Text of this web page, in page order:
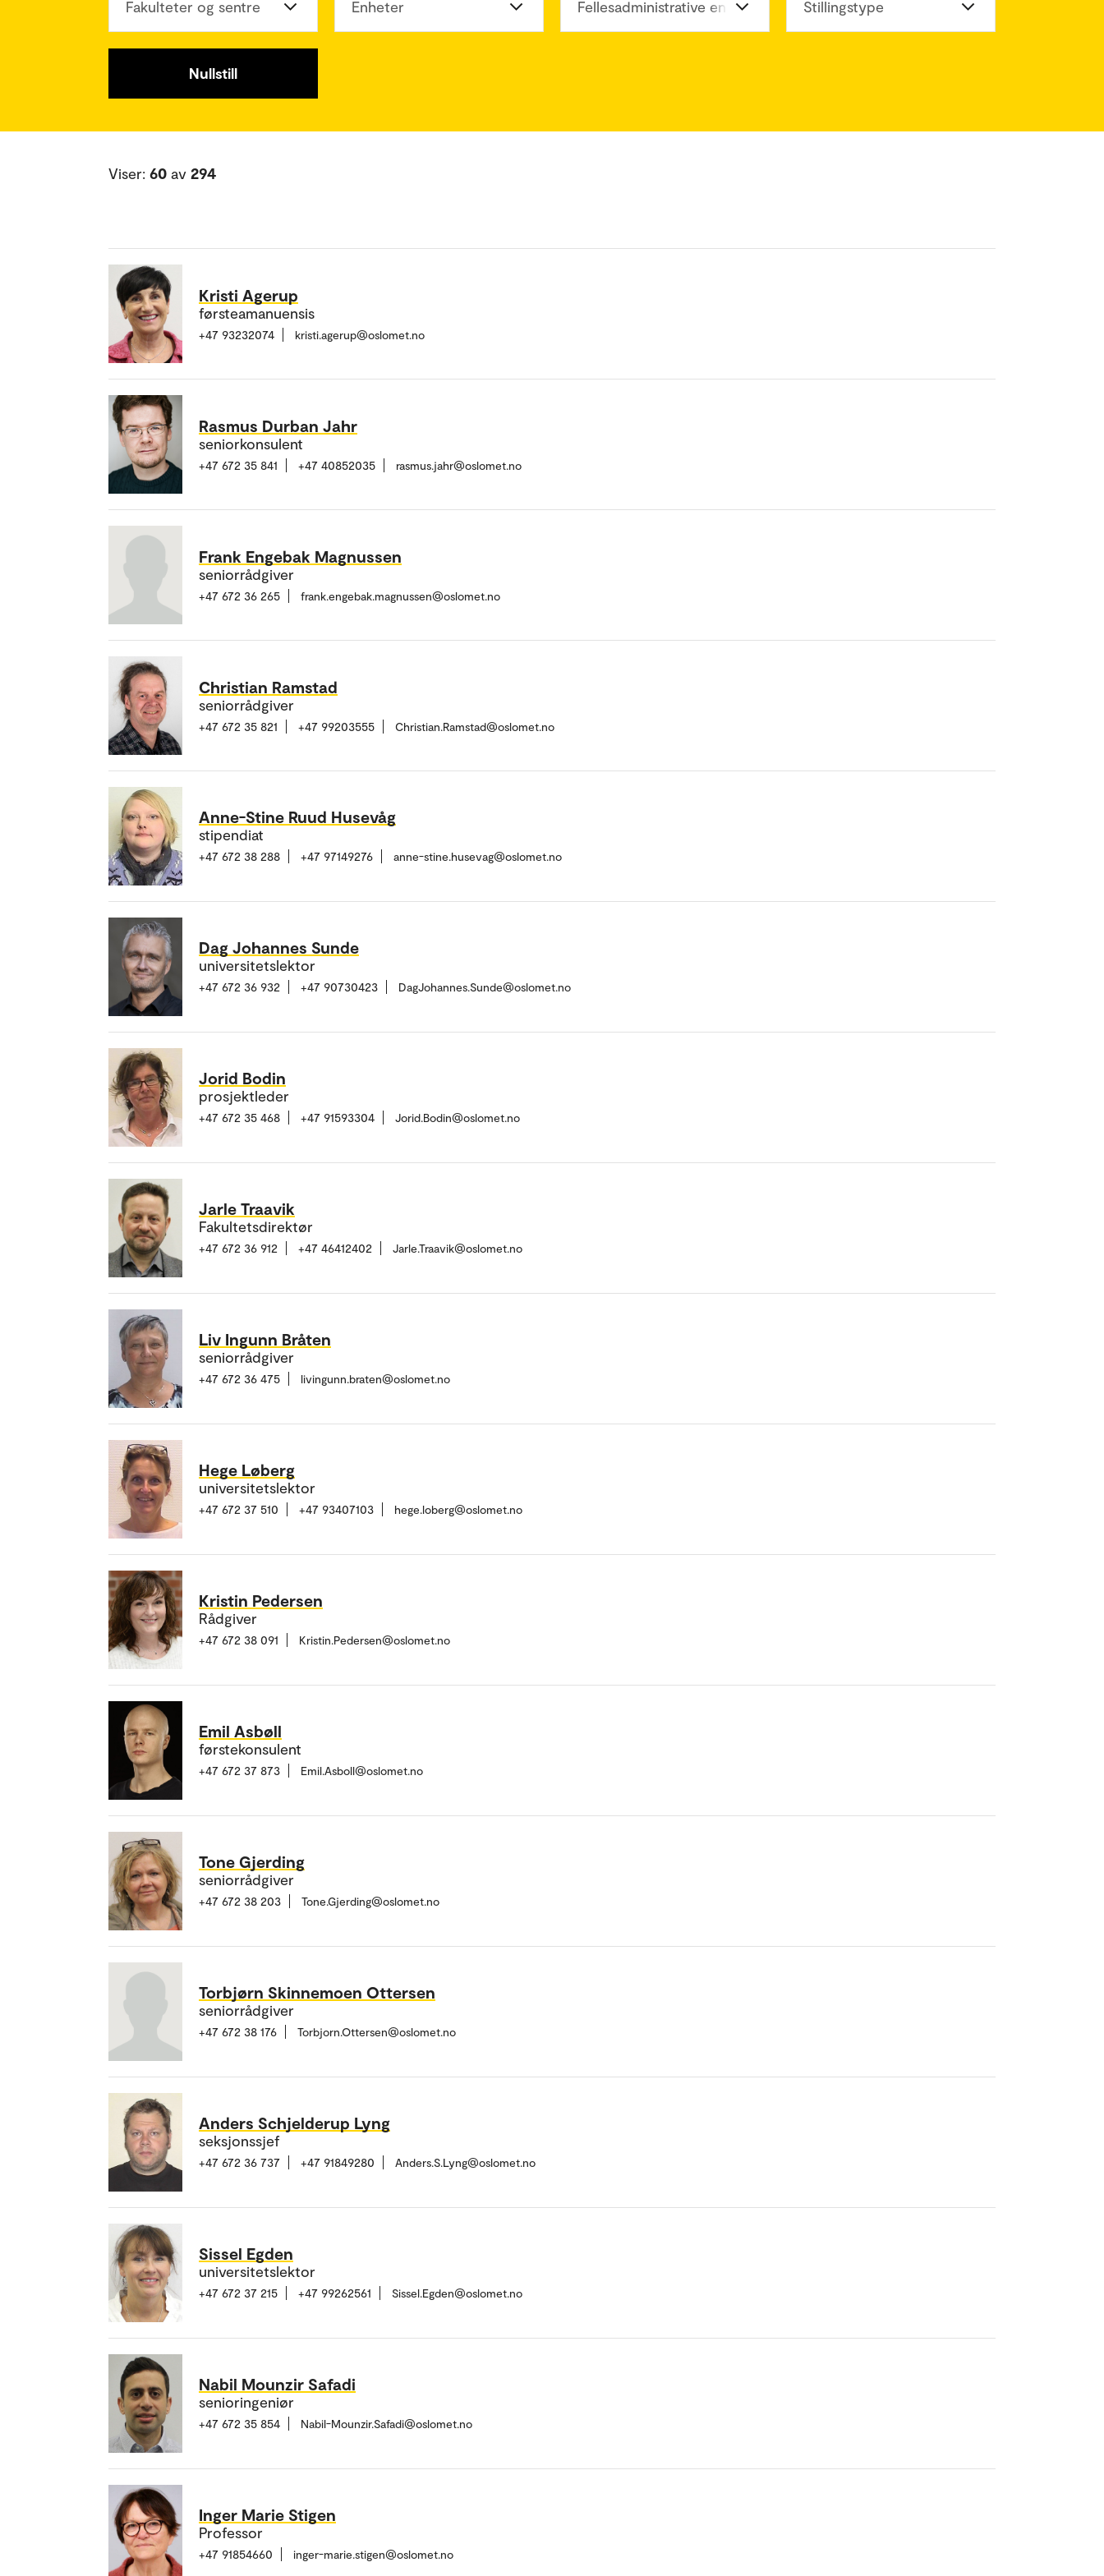
Fakulteter og sentre Enheter Fellesadministrative enheter Stillingstype
Nullstill
Viser: 60 av 294
Kristi Agerup
førsteamanuensis
+47 93232074 kristi.agerup@oslomet.no
Rasmus Durban Jahr
seniorkonsulent
+47 672 35 841 +47 40852035 rasmus.jahr@oslomet.no
Frank Engebak Magnussen
seniorrådgiver
+47 672 36 265 frank.engebak.magnussen@oslomet.no
Christian Ramstad
seniorrådgiver
+47 672 35 821 +47 99203555 Christian.Ramstad@oslomet.no
Anne-Stine Ruud Husevåg
stipendiat
+47 672 38 288 +47 97149276 anne-stine.husevag@oslomet.no
Dag Johannes Sunde
universitetslektor
+47 672 36 932 +47 90730423 DagJohannes.Sunde@oslomet.no
Jorid Bodin
prosjektleder
+47 672 35 468 +47 91593304 Jorid.Bodin@oslomet.no
Jarle Traavik
Fakultetsdirektør
+47 672 36 912 +47 46412402 Jarle.Traavik@oslomet.no
Liv Ingunn Bråten
seniorrådgiver
+47 672 36 475 livingunn.braten@oslomet.no
Hege Løberg
universitetslektor
+47 672 37 510 +47 93407103 hege.loberg@oslomet.no
Kristin Pedersen
Rådgiver
+47 672 38 091 Kristin.Pedersen@oslomet.no
Emil Asbøll
førstekonsulent
+47 672 37 873 Emil.Asboll@oslomet.no
Tone Gjerding
seniorrådgiver
+47 672 38 203 Tone.Gjerding@oslomet.no
Torbjørn Skinnemoen Ottersen
seniorrådgiver
+47 672 38 176 Torbjorn.Ottersen@oslomet.no
Anders Schjelderup Lyng
seksjonssjef
+47 672 36 737 +47 91849280 Anders.S.Lyng@oslomet.no
Sissel Egden
universitetslektor
+47 672 37 215 +47 99262561 Sissel.Egden@oslomet.no
Nabil Mounzir Safadi
senioringeniør
+47 672 35 854 Nabil-Mounzir.Safadi@oslomet.no
Inger Marie Stigen
Professor
+47 91854660 inger-marie.stigen@oslomet.no